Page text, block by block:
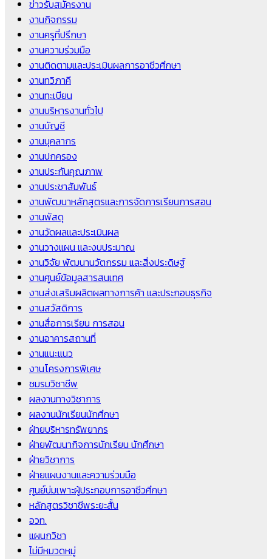
ข่าวรับสมัครงาน
งานกิจกรรม
งานครูที่ปรึกษา
งานความร่วมมือ
งานติดตามและประเมินผลการอาชีวศึกษา
งานทวิภาคี
งานทะเบียน
งานบริหารงานทั่วไป
งานบัญชี
งานบุคลากร
งานปกครอง
งานประกันคุณภาพ
งานประชาสัมพันธ์
งานพัฒนาหลักสูตรและการจัดการเรียนการสอน
งานพัสดุ
งานวัดผลและประเมินผล
งานวางแผน และงบประมาณ
งานวิจัย พัฒนานวัตกรรม และสิ่งประดิษฐ์
งานศูนย์ข้อมูลสารสนเทศ
งานส่งเสริมผลิตผลทางการค้า และประกอบธุรกิจ
งานสวัสดิการ
งานสื่อการเรียน การสอน
งานอาคารสถานที่
งานแนะแนว
งานโครงการพิเศษ
ชมรมวิชาชีพ
ผลงานทางวิชาการ
ผลงานนักเรียนนักศึกษา
ฝ่ายบริหารทรัพยากร
ฝ่ายพัฒนากิจการนักเรียน นักศึกษา
ฝ่ายวิชาการ
ฝ่ายแผนงานและความร่วมมือ
ศูนย์บ่มเพาะผู้ประกอบการอาชีวศึกษา
หลักสูตรวิชาชีพระยะสั้น
อวท.
แผนกวิชา
ไม่มีหมวดหมู่